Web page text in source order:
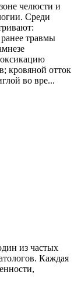
челюсти и
Среди
травмы
кровяной отток
во вре...
из частых
Каждая